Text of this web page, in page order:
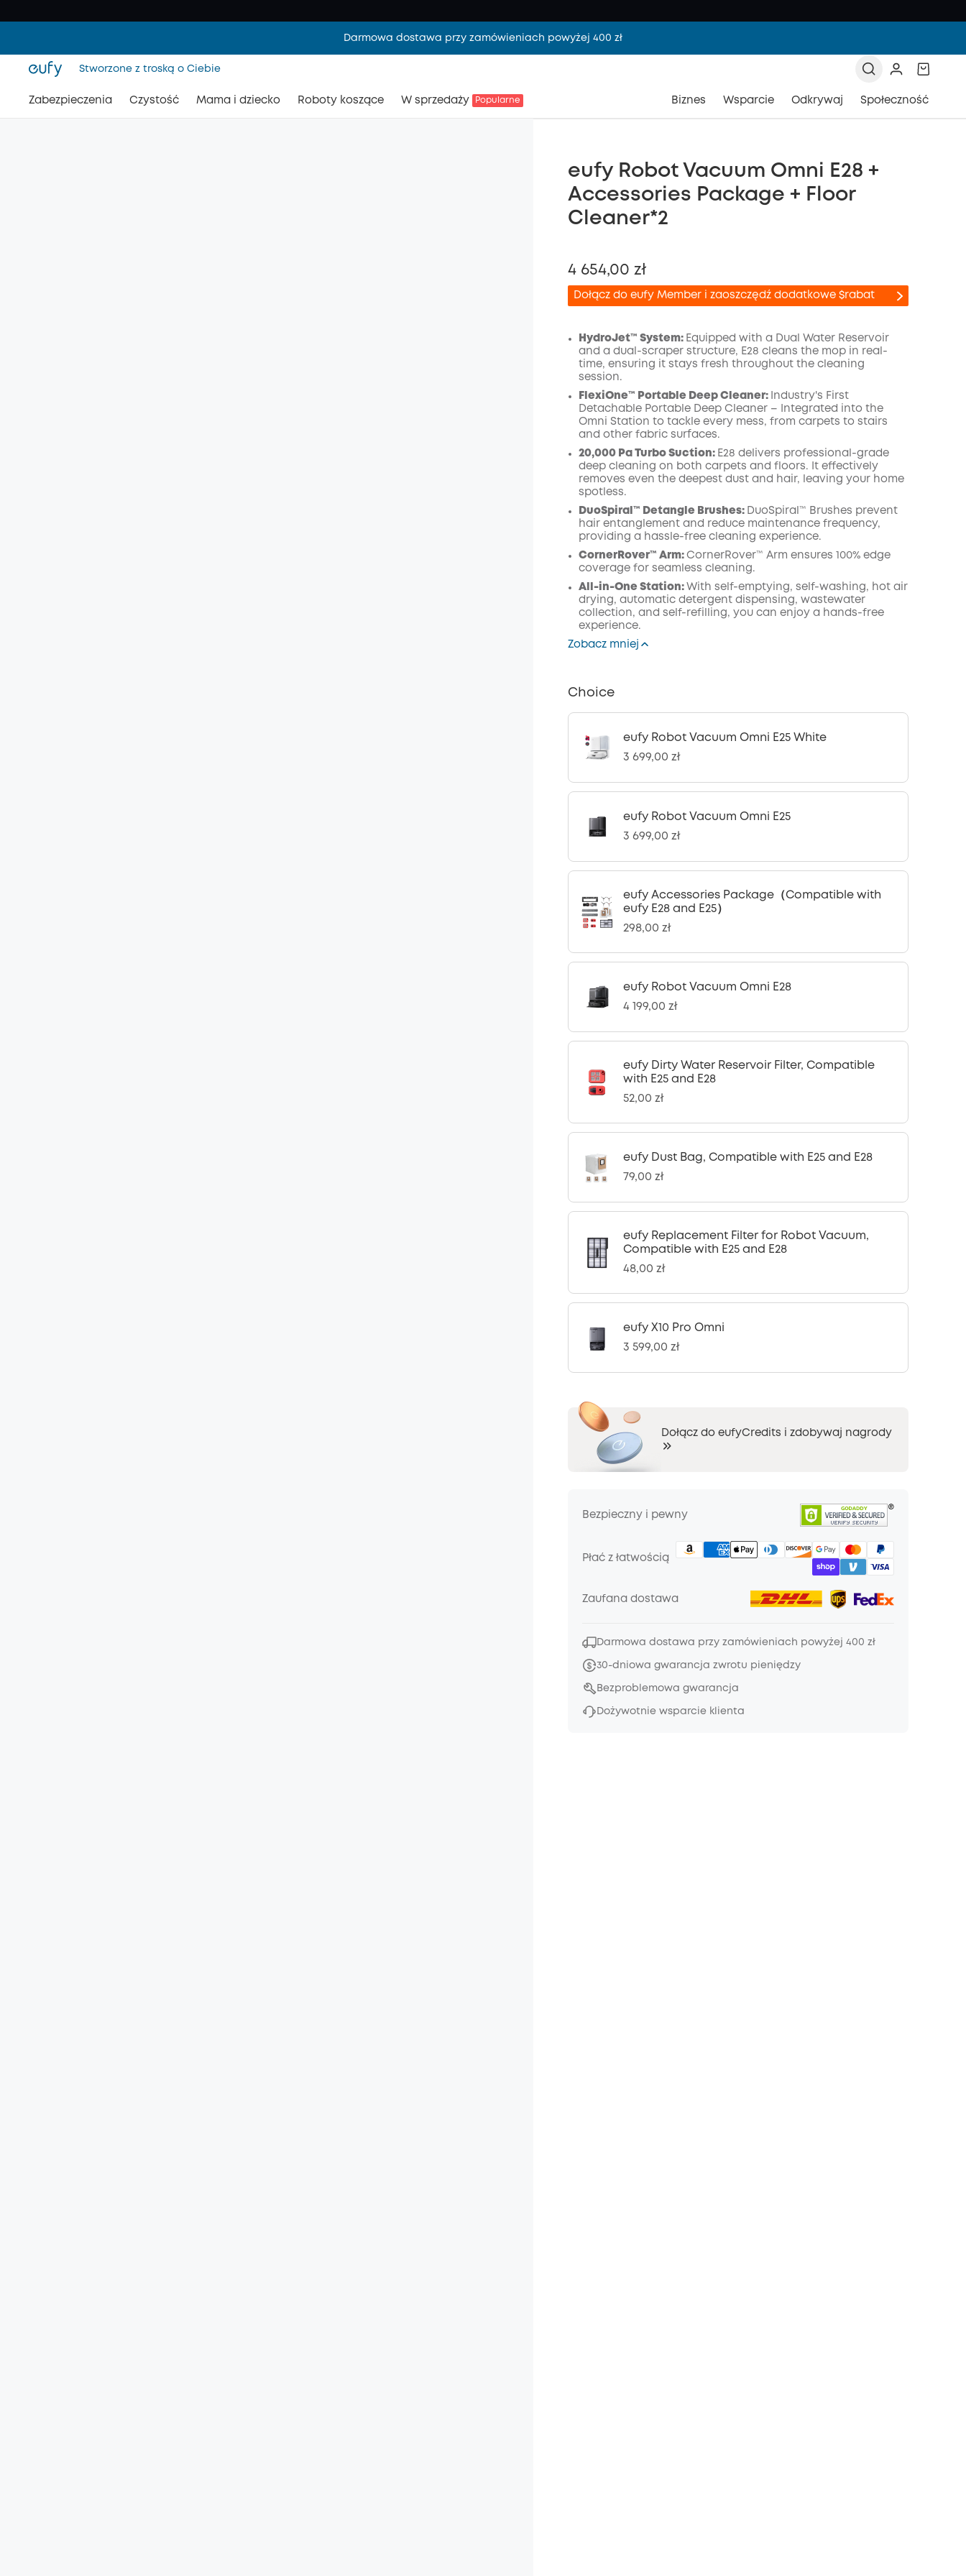
Darmowa dostawa przy zamówieniach powyżej 400 zł
Stworzone z troską o Ciebie
Zabezpieczenia Czystość Mama i dziecko Roboty koszące W sprzedaży Popularne Biznes Wsparcie Odkrywaj Społeczność
eufy Robot Vacuum Omni E28 +
Accessories Package + Floor
Cleaner*2
4 654,00 zł
Dołącz do eufy Member i zaoszczędź dodatkowe $rabat
Wyłączony
HydroJet™ System: Equipped with a Dual Water Reservoir
and a dual-scraper structure, E28 cleans the mop in real-
time, ensuring it stays fresh throughout the cleaning
session.
FlexiOne™ Portable Deep Cleaner:
Industry's First
Detachable Portable Deep Cleaner – Integrated into the
Omni Station to tackle every mess, from carpets to stairs
and other fabric surfaces.
20,000 Pa Turbo Suction: E28 delivers professional-grade
deep cleaning on both carpets and floors. It effectively
removes even the deepest dust and hair, leaving your home
spotless.
DuoSpiral™ Detangle Brushes: DuoSpiral™ Brushes prevent
hair entanglement and reduce maintenance frequency,
providing a hassle-free cleaning experience.
CornerRover™ Arm: CornerRover™ Arm ensures 100% edge
coverage for seamless cleaning.
All-in-One Station: With self-emptying, self-washing, hot air
drying, automatic detergent dispensing, wastewater
collection, and self-refilling, you can enjoy a hands-free
experience.
Zobacz mniej
Choice
eufy Robot Vacuum Omni E25 White
3 699,00 zł
eufy Robot Vacuum Omni E25
3 699,00 zł
eufy Accessories Package（Compatible with
eufy E28 and E25）
298,00 zł
eufy Robot Vacuum Omni E28
4 199,00 zł
eufy Dirty Water Reservoir Filter, Compatible
with E25 and E28
52,00 zł
eufy Dust Bag, Compatible with E25 and E28
79,00 zł
eufy Replacement Filter for Robot Vacuum,
Compatible with E25 and E28
48,00 zł
eufy X10 Pro Omni
3 599,00 zł
Dołącz do eufyCredits i zdobywaj nagrody
Bezpieczny i pewny
Płać z łatwością
Zaufana dostawa
Darmowa dostawa przy zamówieniach powyżej 400 zł
30-dniowa gwarancja zwrotu pieniędzy
Bezproblemowa gwarancja
Dożywotnie wsparcie klienta